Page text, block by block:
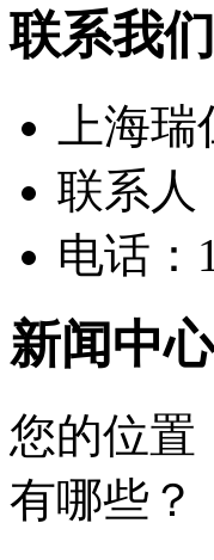
联系我
上海
联系人
电话：
新闻中心
您的位置
有哪些？